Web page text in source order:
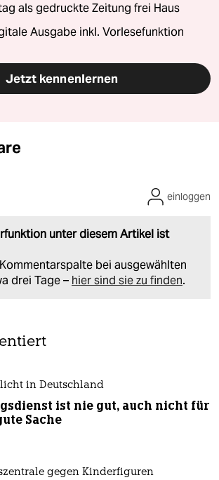
als gedruckte Zeitung frei Haus
Ausgabe inkl. Vorlesefunktion
Jetzt kennenlernen
unter diesem Artikel ist
bei ausgewählten
drei Tage – hier sind sie zu finden.
einloggen
in Deutschland
ist nie gut, auch nicht für
Sache
gegen Kinderfiguren